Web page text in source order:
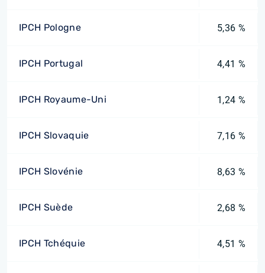
IPCH Pologne 5,36 %
IPCH Portugal 4,41 %
IPCH Royaume-Uni 1,24 %
IPCH Slovaquie 7,16 %
IPCH Slovénie 8,63 %
IPCH Suède 2,68 %
IPCH Tchéquie 4,51 %